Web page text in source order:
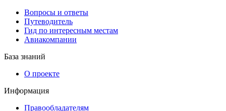
Вопросы и ответы
Путеводитель
Гид по интересным местам
Авиакомпании
База знаний
О проекте
Информация
Правообладателям